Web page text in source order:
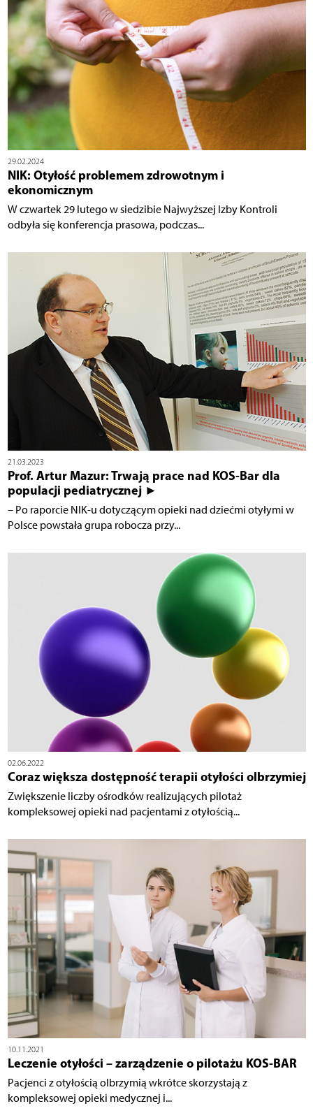
29.02.2024
NIK: Otyłość problemem zdrowotnym i
ekonomicznym
W czwartek 29 lutego w siedzibie Najwyższej Izby Kontroli
odbyła się konferencja prasowa, podczas...
21.03.2023
Prof. Artur Mazur: Trwają prace nad KOS-Bar dla
populacji pediatrycznej ►
– Po raporcie NIK-u dotyczącym opieki nad dziećmi otyłymi w
Polsce powstała grupa robocza przy...
02.06.2022
Coraz większa dostępność terapii otyłości olbrzymiej
Zwiększenie liczby ośrodków realizujących pilotaż
kompleksowej opieki nad pacjentami z otyłością...
10.11.2021
Leczenie otyłości – zarządzenie o pilotażu KOS-BAR
Pacjenci z otyłością olbrzymią wkrótce skorzystają z
kompleksowej opieki medycznej i...